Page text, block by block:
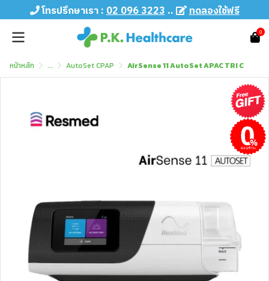
โทรปรึกษาเรา :02 096 3223.. ทดลองใช้ฟรี
0
หน้าหลัก ... AutoSet CPAP AirSense 11 AutoSet APAC TRI C
ผ่อนชำระ